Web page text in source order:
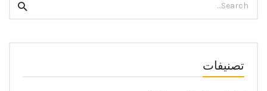
for:
تصنيفات